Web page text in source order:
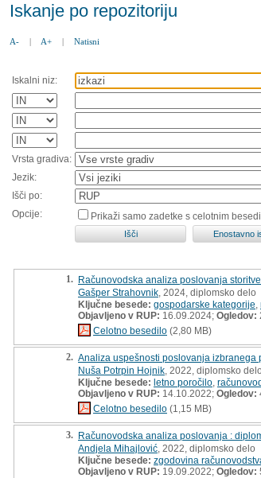
Iskanje po repozitoriju
A- | A+ | Natisni
Iskalni niz:
Vrsta gradiva:
Jezik:
Išči po:
Opcije:
Prikaži samo zadetke s celotnim
1. Računovodska analiza poslovanja
Gašper Strahovnik , 2024, diplomsko delo
Ključne besede: gospodarske kategorije
Objavljeno v RUP: 16.09.2024; Ogledov:
Celotno besedilo (2,80 MB)
2. Analiza uspešnosti poslovanja izbranega
Nuša Potrpin Hojnik , 2022, diplomsko delo
Ključne besede: letno poročilo
Objavljeno v RUP: 14.10.2022; Ogledov:
Celotno besedilo (1,15 MB)
3. Računovodska analiza poslovanja :
Andjela Mihajlović , 2022, diplomsko delo
Ključne besede: zgodovina
Objavljeno v RUP: 19.09.2022; Ogledov: